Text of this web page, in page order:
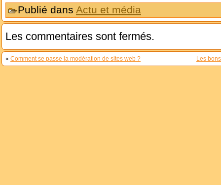
Publié dans Actu et média
Les commentaires sont fermés.
« Comment se passe la modération de sites web ? Les